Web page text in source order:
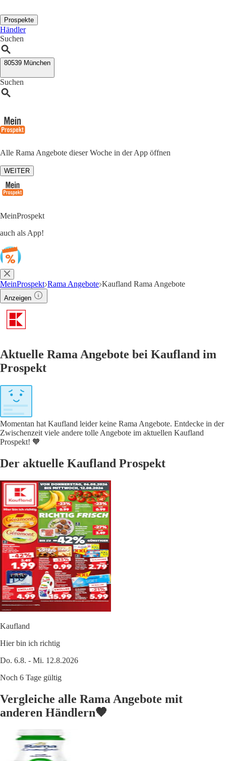
Prospekte
Händler
Suchen
80539 München
Suchen
Alle Rama Angebote dieser Woche in der App öffnen
WEITER
MeinProspekt
auch als App!
MeinProspekt Rama Angebote Kaufland Rama Angebote
Anzeigen
Aktuelle Rama Angebote bei Kaufland im
Prospekt
Momentan hat Kaufland leider keine Rama Angebote. Entdecke in der
Zwischenzeit viele andere tolle Angebote im aktuellen Kaufland
Prospekt! 🧡
Der aktuelle Kaufland Prospekt
Kaufland
Hier bin ich richtig
Do. 6.8. - Mi. 12.8.2026
Noch 6 Tage gültig
Vergleiche alle Rama Angebote mit
anderen Händlern🧡